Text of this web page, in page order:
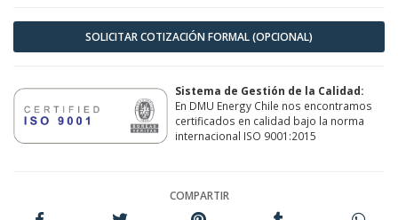
SOLICITAR COTIZACIÓN FORMAL (OPCIONAL)
Sistema de Gestión de la Calidad:
En DMU Energy Chile nos encontramos
certificados en calidad bajo la norma
internacional ISO 9001:2015
COMPARTIR